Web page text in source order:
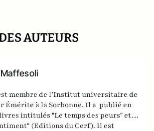
AUTEURS
membre de l’Institut universitaire de
Émérite à la Sorbonne. Il a publié en
intitulés "Le temps des peurs" et
(Editions du Cerf). Il est